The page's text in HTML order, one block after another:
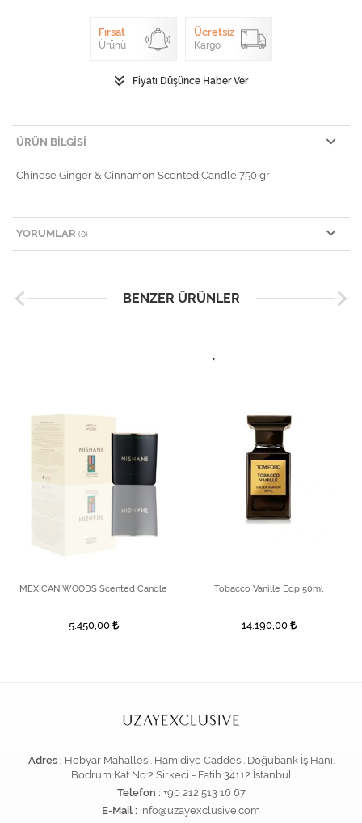
Fırsat
Ürünü
Ücretsiz
Kargo
Fiyatı Düşünce Haber Ver
ÜRÜN BILGISI
Chinese Ginger & Cinnamon Scented Candle 750 gr
YORUMLAR (0)
BENZER ÜRÜNLER
MEXICAN WOODS Scented Candle
5.450,00
Tobacco Vanille Edp 50ml
14.190,00
Adres : Hobyar Mahallesi. Hamidiye Caddesi. Doğubank İş Hanı.
Bodrum Kat No:2 Sirkeci - Fatih 34112 İstanbul
Telefon : +90 212 513 16 67
E-Mail : info@uzayexclusive.com